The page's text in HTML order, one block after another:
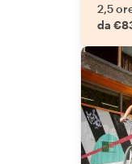
2,5
da